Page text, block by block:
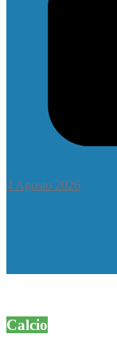
4 Agosto 2026
Calcio